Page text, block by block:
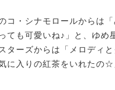
・シナモロールからは「
も可愛いね♪」と、ゆめ
ターズからは「メロディ
に入りの紅茶をいれたの